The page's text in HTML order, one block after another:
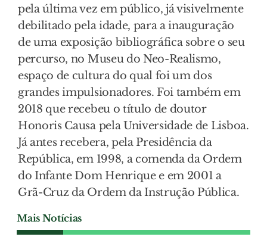
pela última vez em público, já visivelmente
debilitado pela idade, para a inauguração
de uma exposição bibliográfica sobre o seu
percurso, no Museu do Neo-Realismo,
espaço de cultura do qual foi um dos
grandes impulsionadores. Foi também em
2018 que recebeu o título de doutor
Honoris Causa pela Universidade de Lisboa.
Já antes recebera, pela Presidência da
República, em 1998, a comenda da Ordem
do Infante Dom Henrique e em 2001 a
Grã-Cruz da Ordem da Instrução Pública.
Mais Notícias